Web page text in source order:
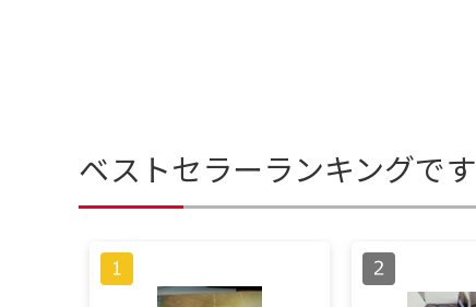
ベストセラーランキングです